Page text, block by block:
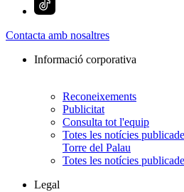
Contacta amb nosaltres
Informació corporativa
Reconeixements
Publicitat
Consulta tot l'equip
Totes les notícies
Torre del Palau
Totes les notícies
Legal